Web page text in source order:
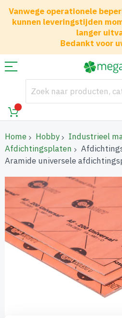
Vanwege operationele
kunnen leveringstijden
langer
Bedankt voor
Home Hobby
Industrieel
Afdichtingsplaten
Aramide universele
naar
het
einde
van
de
afbeeldingen-
gallerij